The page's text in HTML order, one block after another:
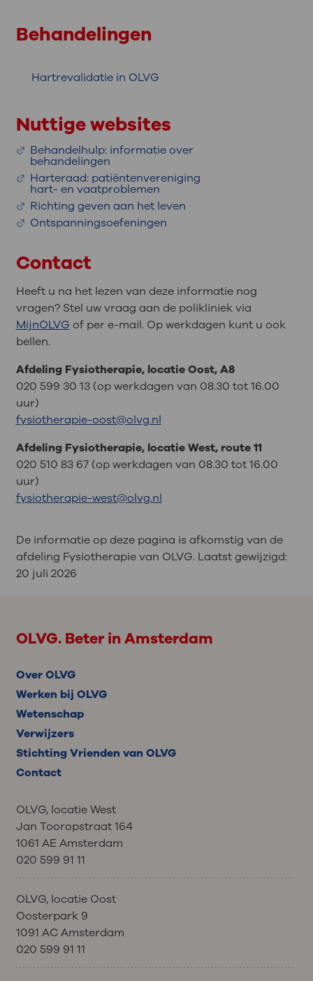
Behandelingen
Hartrevalidatie in OLVG
Nuttige websites
Behandelhulp: informatie over
behandelingen
Harteraad: patiëntenvereniging
hart- en vaatproblemen
Richting geven aan het leven
Ontspanningsoefeningen
Contact
Heeft u na het lezen van deze informatie nog
vragen? Stel uw vraag aan de polikliniek via
MijnOLVG of per e-mail. Op werkdagen kunt u ook
bellen.
Afdeling Fysiotherapie, locatie Oost, A8
020 599 30 13 (op werkdagen van 08.30 tot 16.00
uur)
fysiotherapie-oost@olvg.nl
Afdeling Fysiotherapie, locatie West, route 11
020 510 83 67 (op werkdagen van 08.30 tot 16.00
uur)
fysiotherapie-west@olvg.nl
De informatie op deze pagina is afkomstig van de
afdeling Fysiotherapie van OLVG. Laatst gewijzigd:
20 juli 2026
OLVG. Beter in Amsterdam
Over OLVG
Werken bij OLVG
Wetenschap
Verwijzers
Stichting Vrienden van OLVG
Contact
OLVG, locatie West
Jan Tooropstraat 164
1061 AE Amsterdam
020 599 91 11
OLVG, locatie Oost
Oosterpark 9
1091 AC Amsterdam
020 599 91 11